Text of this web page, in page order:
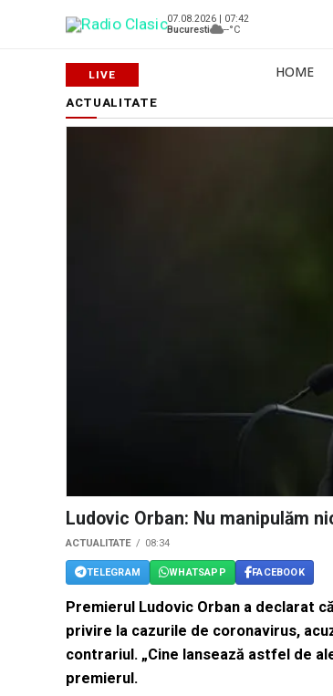
07.08.2026 | 07:42
Bucuresti
--°C
HOME
ACTUALITATE
Ludovic Orban: Nu manipulăm
ACTUALITATE 08:34
TELEGRAM WHATSAPP FACEBOOK
Premierul Ludovic Orban a declarat
privire la cazurile de coronavirus,
contrariul. „Cine lansează astfel de
premierul.